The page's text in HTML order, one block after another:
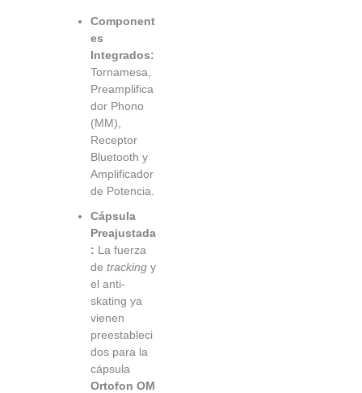
Component
es
Integrados:
Tornamesa,
Preamplifica
dor Phono
(MM),
Receptor
Bluetooth y
Amplificador
de Potencia.
Cápsula
Preajustada
: La fuerza
de tracking y
el anti-
skating ya
vienen
preestableci
dos para la
cápsula
Ortofon OM